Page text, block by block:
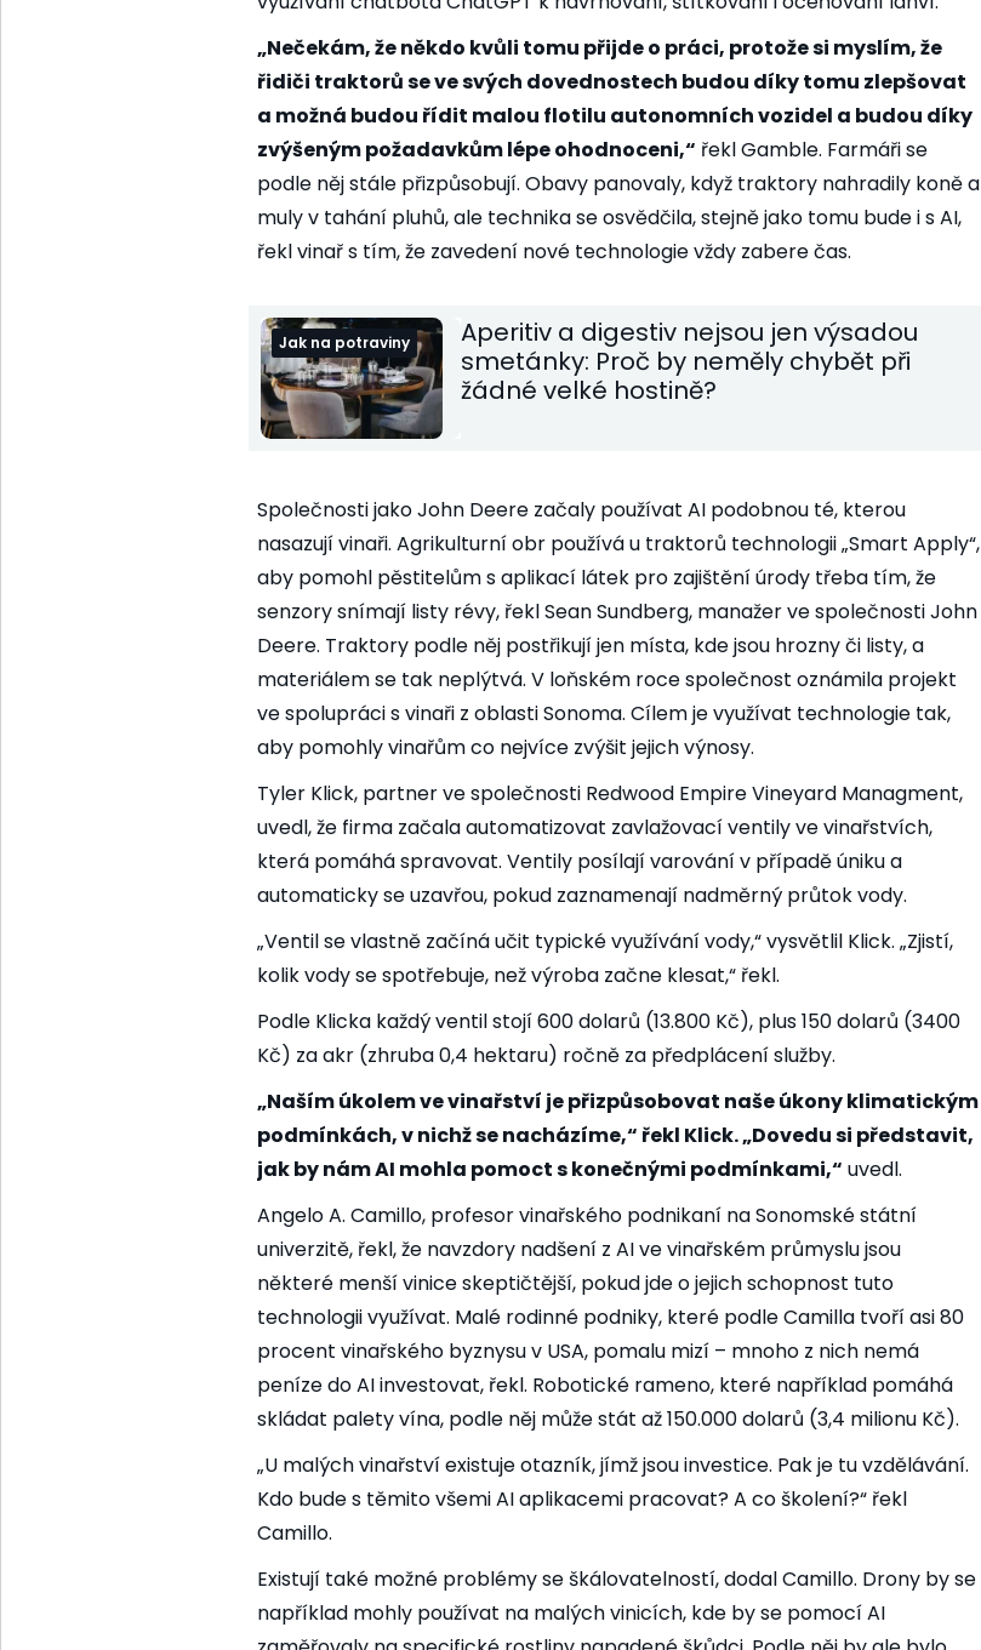
„Nečekám, že někdo kvůli tomu přijde o práci, protože si myslím, že
řidiči traktorů se ve svých dovednostech budou díky tomu zlepšovat
a možná budou řídit malou flotilu autonomních vozidel a budou díky
zvýšeným požadavkům lépe ohodnoceni,“ řekl Gamble. Farmáři se
podle něj stále přizpůsobují. Obavy panovaly, když traktory nahradily koně a
muly v tahání pluhů, ale technika se osvědčila, stejně jako tomu bude i s AI,
řekl vinař s tím, že zavedení nové technologie vždy zabere čas.
Jak na potraviny
Aperitiv a digestiv nejsou jen výsadou
smetánky: Proč by neměly chybět při
žádné velké hostině?
Společnosti jako John Deere začaly používat AI podobnou té, kterou
nasazují vinaři. Agrikulturní obr používá u traktorů technologii „Smart Apply“,
aby pomohl pěstitelům s aplikací látek pro zajištění úrody třeba tím, že
senzory snímají listy révy, řekl Sean Sundberg, manažer ve společnosti John
Deere. Traktory podle něj postřikují jen místa, kde jsou hrozny či listy, a
materiálem se tak neplýtvá. V loňském roce společnost oznámila projekt
ve spolupráci s vinaři z oblasti Sonoma. Cílem je využívat technologie tak,
aby pomohly vinařům co nejvíce zvýšit jejich výnosy.
Tyler Klick, partner ve společnosti Redwood Empire Vineyard Managment,
uvedl, že firma začala automatizovat zavlažovací ventily ve vinařstvích,
která pomáhá spravovat. Ventily posílají varování v případě úniku a
automaticky se uzavřou, pokud zaznamenají nadměrný průtok vody.
„Ventil se vlastně začíná učit typické využívání vody,“ vysvětlil Klick. „Zjistí,
kolik vody se spotřebuje, než výroba začne klesat,“ řekl.
Podle Klicka každý ventil stojí 600 dolarů (13.800 Kč), plus 150 dolarů (3400
Kč) za akr (zhruba 0,4 hektaru) ročně za předplácení služby.
„Naším úkolem ve vinařství je přizpůsobovat naše úkony klimatickým
podmínkách, v nichž se nacházíme,“ řekl Klick. „Dovedu si představit,
jak by nám AI mohla pomoct s konečnými podmínkami,“ uvedl.
Angelo A. Camillo, profesor vinařského podnikaní na Sonomské státní
univerzitě, řekl, že navzdory nadšení z AI ve vinařském průmyslu jsou
některé menší vinice skeptičtější, pokud jde o jejich schopnost tuto
technologii využívat. Malé rodinné podniky, které podle Camilla tvoří asi 80
procent vinařského byznysu v USA, pomalu mizí – mnoho z nich nemá
peníze do AI investovat, řekl. Robotické rameno, které například pomáhá
skládat palety vína, podle něj může stát až 150.000 dolarů (3,4 milionu Kč).
„U malých vinařství existuje otazník, jímž jsou investice. Pak je tu vzdělávání.
Kdo bude s těmito všemi AI aplikacemi pracovat? A co školení?“ řekl
Camillo.
Existují také možné problémy se škálovatelností, dodal Camillo. Drony by se
například mohly používat na malých vinicích, kde by se pomocí AI